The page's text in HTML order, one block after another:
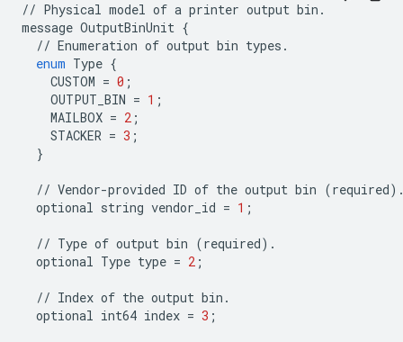
// Physical model of a printer output bin .
message OutputBinUnit {
// Enumeration of output bin types .
enum Type {
CUSTOM = 0 ;
OUTPUT_BIN = 1 ;
MAILBOX = 2 ;
STACKER = 3 ;
}
// Vendor-provided ID of the output bin (required)
optional string vendor_id = 1 ;
// Type of output bin (required) .
optional Type type = 2 ;
// Index of the output bin .
optional int64 index = 3 ;